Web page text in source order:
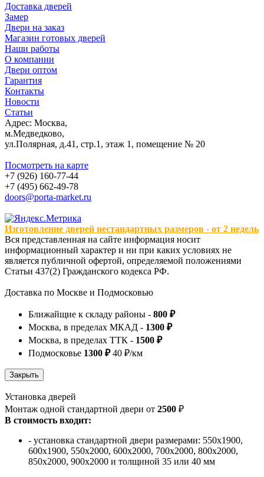
Доставка дверей
Замер
Двери на заказ
Магазин готовых дверей
Наши работы
О компании
Двери оптом
Гарантия
Контакты
Новости
Статьи
Адрес: Москва,
м.Медведково,
ул.Полярная, д.41, стр.1, этаж 1, помещение № 20
Посмотреть на карте
+7 (926) 160-77-44
+7 (495) 662-49-78
doors@porta-market.ru
Изготовление дверей нестандартных размеров - от 2 недель
Вся представленная на сайте информация носит
информационный характер и ни при каких условиях не
является публичной офертой, определяемой положениями
Статьи 437(2) Гражданского кодекса РФ.
Доставка по Москве и Подмосковью
Ближайщие к складу районы - 800 ₽
Москва, в пределах МКАД - 1300 ₽
Москва, в пределах ТТК - 1500 ₽
Подмосковье 1300 ₽40 ₽/км
Установка дверей
Монтаж одной стандартной двери от 2500 ₽
В стоимость входит:
- установка стандартной двери размерами: 550х1900,
600х1900, 550х2000, 600х2000, 700х2000, 800х2000,
850х2000, 900х2000 и толщиной 35 или 40 мм